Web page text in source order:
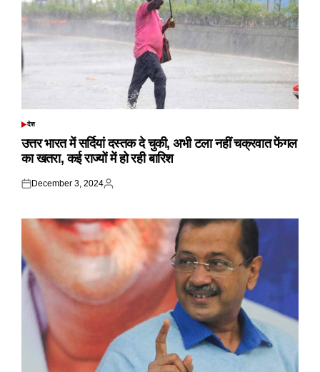
POSTED
देश
उत्तर भारत में सर्दियां दस्तक दे चुकी, अभी टला नहीं चक्रवात फेंगल
का खतरा, कई राज्यों में हो रही बारिश
Posted
December 3, 2024
Posted